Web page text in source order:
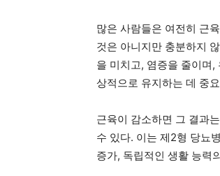
많은 사람들은 여전히 근
것은 아니지만 충분하지
을 미치고, 염증을 줄이며
상적으로 유지하는 데 중
근육이 감소하면 그 결과
수 있다. 이는 제2형 당뇨
증가, 독립적인 생활 능력